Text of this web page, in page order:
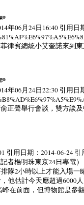
06月24日16:40 引用日
律賓總統小艾奎諾來到
06月24日22:30 引用日
正聲舉行會談，雙方談
引用日期：2014-06-24 引
記者楊明珠東京24日專
隊2小時以上才能入場一
他估計今天應超過6000
在前面，但博物館是參